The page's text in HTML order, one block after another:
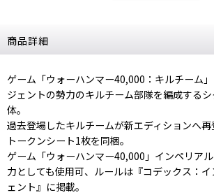
商品詳細
ゲーム「ウォーハンマー40,000：キルチーム
ジェントの勢力のキルチーム部隊を編成する
体。
過去登場したキルチームが新エディションへ再
トークンシート1枚を同梱。
ゲーム「ウォーハンマー40,000」インペリア
力としても使用可、ルールは『コデックス：
ェント』に掲載。